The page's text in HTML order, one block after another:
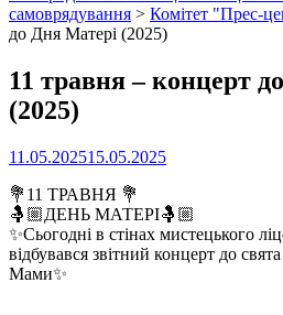
самоврядування > Комітет "Прес-
до Дня Матері (2025)
11 травня – концерт
(2025)
11.05.202515.05.2025
💐11 ТРАВНЯ 💐
🤱🏼ДЕНЬ МАТЕРІ🤱🏼
✨Сьогодні в стінах мистецького
відбувався звітний концерт до
Мами✨